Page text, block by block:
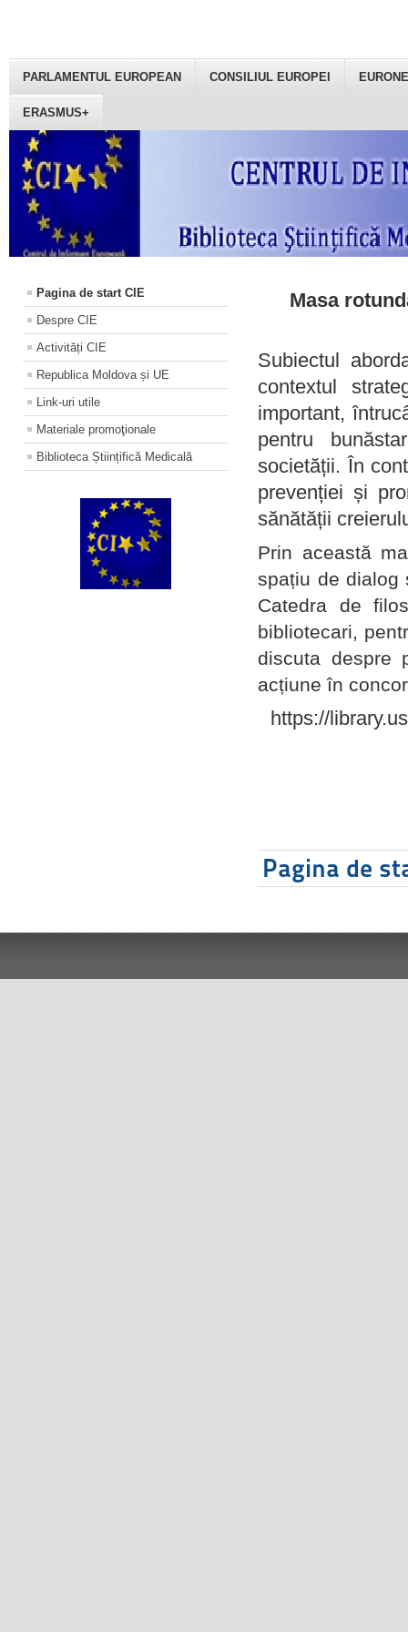
PARLAMENTUL EUROPEAN CONSILIUL EUROPEI
ERASMUS+
Pagina de start CIE
Despre CIE
Activități CIE
Republica Moldova și UE
Link-uri utile
Materiale promoţionale
Biblioteca Științifică Medicală
Masa
Subiectul
contextul
important,
pentru
societății. În
prevenției și
sănătății
Prin această
spațiu de dialog
Catedra de
bibliotecari,
discuta despre
acțiune în
https://
Pagina de